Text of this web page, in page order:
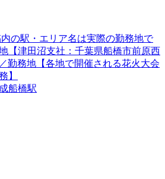
の駅・エリア名は実際の勤務地で
【津田沼支社：千葉県船橋市前原西
勤務地【各地で開催される花火大会
】
船橋駅